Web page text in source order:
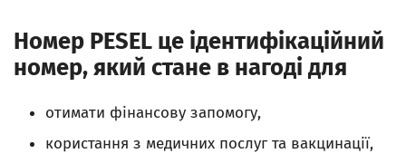
Номер PESEL це ідентифікаційний
номер, який стане в нагоді для
отимати фiнансову запомогу,
користання з медичних послуг та вакцинації,